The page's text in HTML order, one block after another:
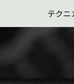
テクニ